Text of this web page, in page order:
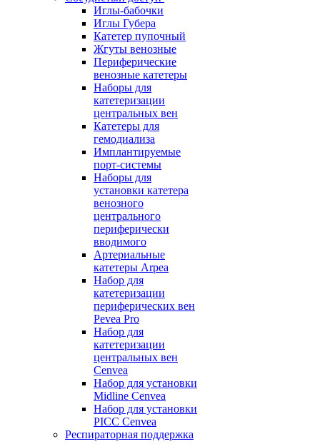
Иглы-бабочки
Иглы Губера
Катетер пупочный
Жгуты венозные
Периферические
венозные катетеры
Наборы для
катетеризации
центральных вен
Катетеры для
гемодиализа
Имплантируемые
порт‑системы
Наборы для
установки катетера
венозного
центрального
периферически
вводимого
Артериальные
катетеры Arpea
Набор для
катетеризации
периферических вен
Pevea Pro
Набор для
катетеризации
центральных вен
Cenvea
Набор для установки
Midline Cenvea
Набор для установки
PICC Cenvea
Респираторная поддержка